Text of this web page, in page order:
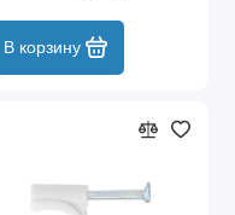
В корзину